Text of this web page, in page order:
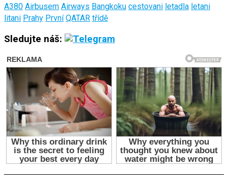
A380 Airbusem Airways Bangkoku cestovani letadla letani
litani Prahy První QATAR třídě
Sledujte náš: